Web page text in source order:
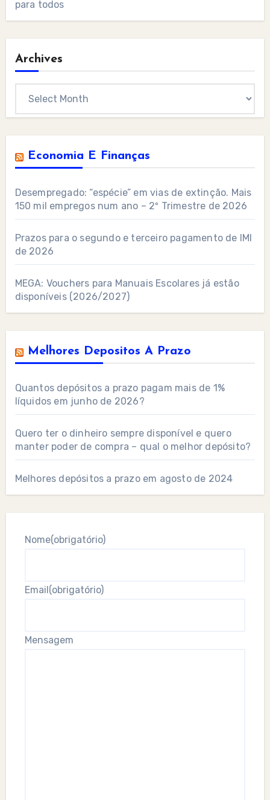
para todos
Archives
Economia E Finanças
Desempregado: “espécie” em vias de extinção. Mais
150 mil empregos num ano – 2º Trimestre de 2026
Prazos para o segundo e terceiro pagamento de IMI
de 2026
MEGA: Vouchers para Manuais Escolares já estão
disponíveis (2026/2027)
Melhores Depositos A Prazo
Quantos depósitos a prazo pagam mais de 1%
líquidos em junho de 2026?
Quero ter o dinheiro sempre disponível e quero
manter poder de compra – qual o melhor depósito?
Melhores depósitos a prazo em agosto de 2024
Nome(obrigatório)
Email (obrigatório)
Mensagem